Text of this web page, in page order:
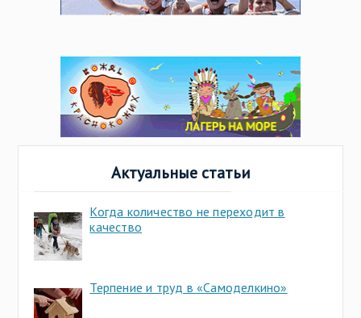
Актуальные статьи
Когда количество не переходит в
качество
Терпение и труд в «Самоделкино»